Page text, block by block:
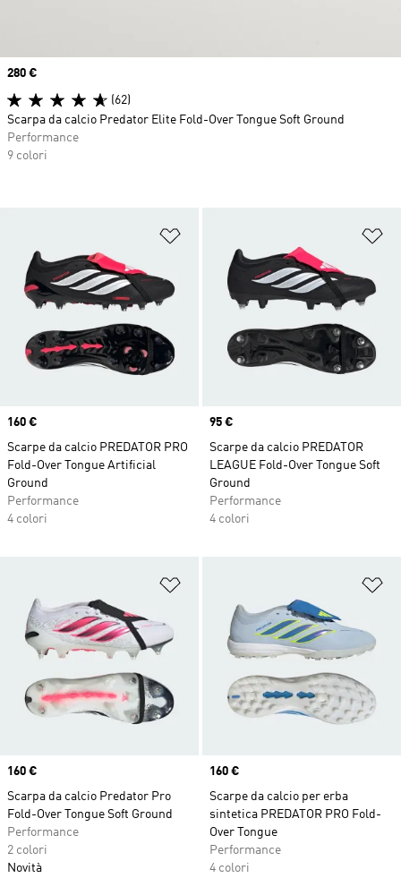
Aggiungi alla lista dei desideri
Price
160 €
Scarpe da calcio PREDATOR PRO
Fold-Over Tongue Artificial
Ground
Performance
4 colori
Price
95 €
Scarpe da calcio PREDATOR
LEAGUE Fold-Over Tongue Soft
Ground
Performance
4 colori
Aggiungi alla lista dei desideri
Price
160 €
Scarpa da calcio Predator Pro
Fold-Over Tongue Soft Ground
Performance
2 colori
Novità
Price
160 €
Scarpe da calcio per erba
sintetica PREDATOR PRO Fold-
Over Tongue
Performance
4 colori
Price
280 €
(62)
Scarpa da calcio Predator Elite Fold-Over Tongue Soft Ground
Performance
9 colori